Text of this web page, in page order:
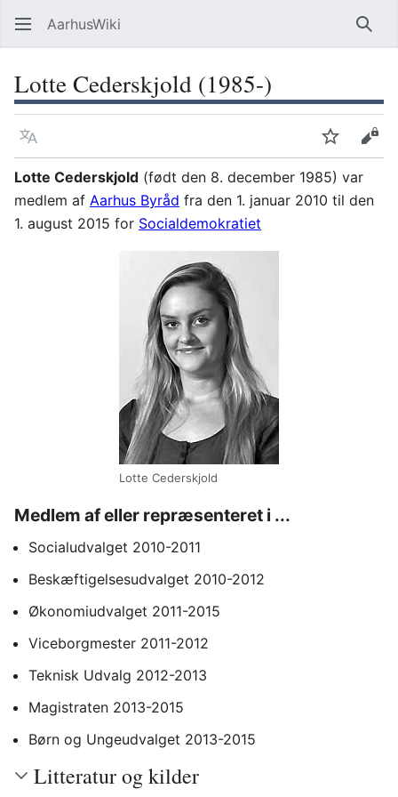
AarhusWiki Søg
Lotte Cederskjold (1985-)
Sprog OvervågVis
Lotte Cederskjold (født den 8. december 1985) var
medlem af Aarhus Byråd fra den 1. januar 2010 til den
1. august 2015 for Socialdemokratiet
Lotte Cederskjold
Medlem af eller repræsenteret i ...
Socialudvalget 2010-2011
Beskæftigelsesudvalget 2010-2012
Økonomiudvalget 2011-2015
Viceborgmester 2011-2012
Teknisk Udvalg 2012-2013
Magistraten 2013-2015
Børn og Ungeudvalget 2013-2015
Litteratur og kilder